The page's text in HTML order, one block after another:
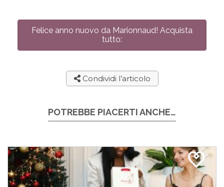
Felice anno nuovo da Marionnaud! Acquista
tutto:
Condividi l’articolo
POTREBBE PIACERTI ANCHE…